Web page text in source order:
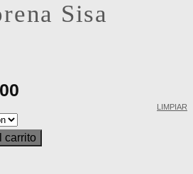
Sisa
$49.900
hasta
LIMPIAR
cantidad
carrito